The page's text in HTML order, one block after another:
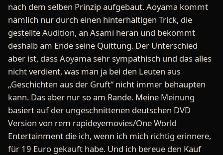
nach dem selben Prinzip aufgebaut. Aoyama kommt
nämlich nur durch einen hinterhältigen Trick, die
gestellte Audition, an Asami heran und bekommt
deshalb am Ende seine Quittung. Der Unterschied
aber ist, dass Aoyama sehr sympathisch und das alles
nicht verdient, was man ja bei den Leuten aus
„Geschichten aus der Gruft“ nicht immer behaupten
kann. Das aber nur so am Rande. Meine Meinung
basiert auf der ungeschnittenen deutschen DVD
Version von rem rapideyemovies/One World
Entertainment die ich, wenn ich mich richtig erinnere,
für 19 Euro gekauft habe. Und ich bereue den Kauf